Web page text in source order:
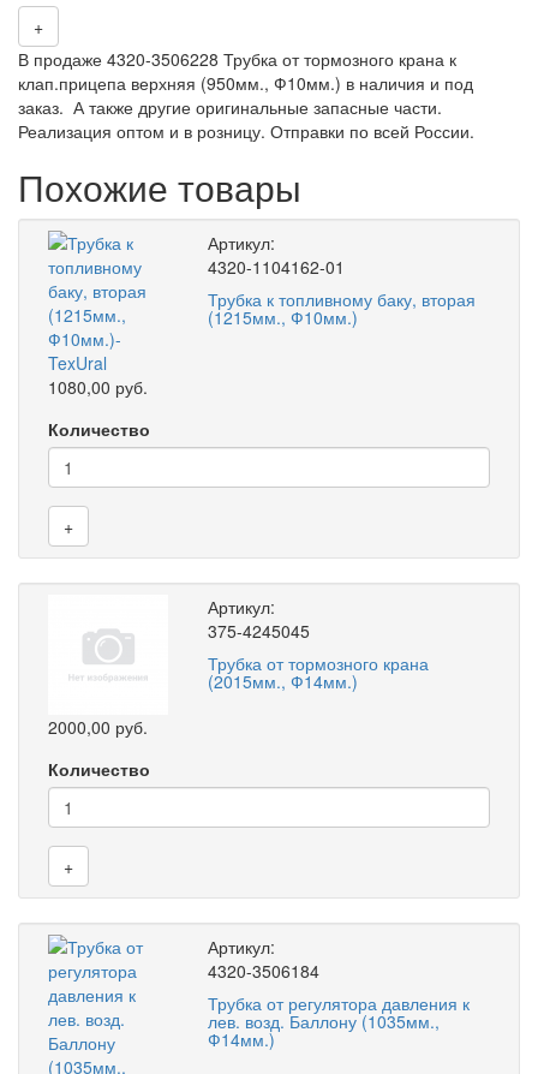
+
В продаже 4320-3506228 Трубка от тормозного крана к
клап.прицепа верхняя (950мм., Ф10мм.) в наличия и под
заказ. А также другие оригинальные запасные части.
Реализация оптом и в розницу. Отправки по всей России.
Похожие товары
Артикул:
4320-1104162-01
Трубка к топливному баку, вторая
(1215мм., Ф10мм.)
1080,00 руб.
Количество
+
Артикул:
375-4245045
Трубка от тормозного крана
(2015мм., Ф14мм.)
2000,00 руб.
Количество
+
Артикул:
4320-3506184
Трубка от регулятора давления к
лев. возд. Баллону (1035мм.,
Ф14мм.)